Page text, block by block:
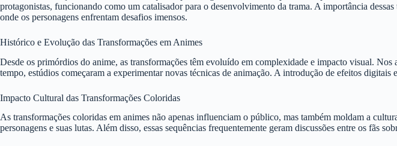
protagonistas, funcionando como um catalisador para o desenvolvimento da trama. A importância
onde os personagens enfrentam desafios imensos.
Histórico e Evolução das Transformações em Animes
Desde os primórdios do anime, as transformações têm evoluído em complexidade e impacto visual.
tempo, estúdios começaram a experimentar novas técnicas de animação. A introdução de efeitos
Impacto Cultural das Transformações Coloridas
As transformações coloridas em animes não apenas influenciam o público, mas também moldam a
personagens e suas lutas. Além disso, essas sequências frequentemente geram discussões entre os fãs